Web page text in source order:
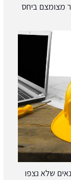
מצומצם ביחס
שלא נצפו